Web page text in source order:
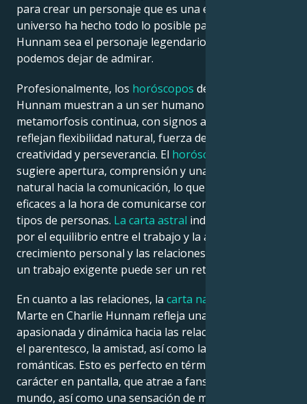
para crear un personaje que es una estrella. El
universo ha hecho todo lo posible para que Charlie
Hunnam sea el personaje legendario al que no
podemos dejar de admirar.
Profesionalmente, los horóscopos de Charlie
Hunnam muestran a un ser humano en un estado de
metamorfosis continua, con signos astrológicos que
reflejan flexibilidad natural, fuerza de voluntad,
creatividad y perseverancia. El horóscopo natal
sugiere apertura, comprensión y una inclinación
natural hacia la comunicación, lo que les hace más
eficaces a la hora de comunicarse con diferentes
tipos de personas. La carta astral indica una devoción
por el equilibrio entre el trabajo y la atención, el
crecimiento personal y las relaciones sanas, aunque
un trabajo exigente puede ser un reto.
En cuanto a las relaciones, la carta natal
Marte en Charlie Hunnam refleja una actitud
apasionada y dinámica hacia las relaciones afectivas,
el parentesco, la amistad, así como las relaciones
románticas. Esto es perfecto en términos de su
carácter en pantalla, que atrae a fans de todo el
mundo, así como una sensación de misterio y